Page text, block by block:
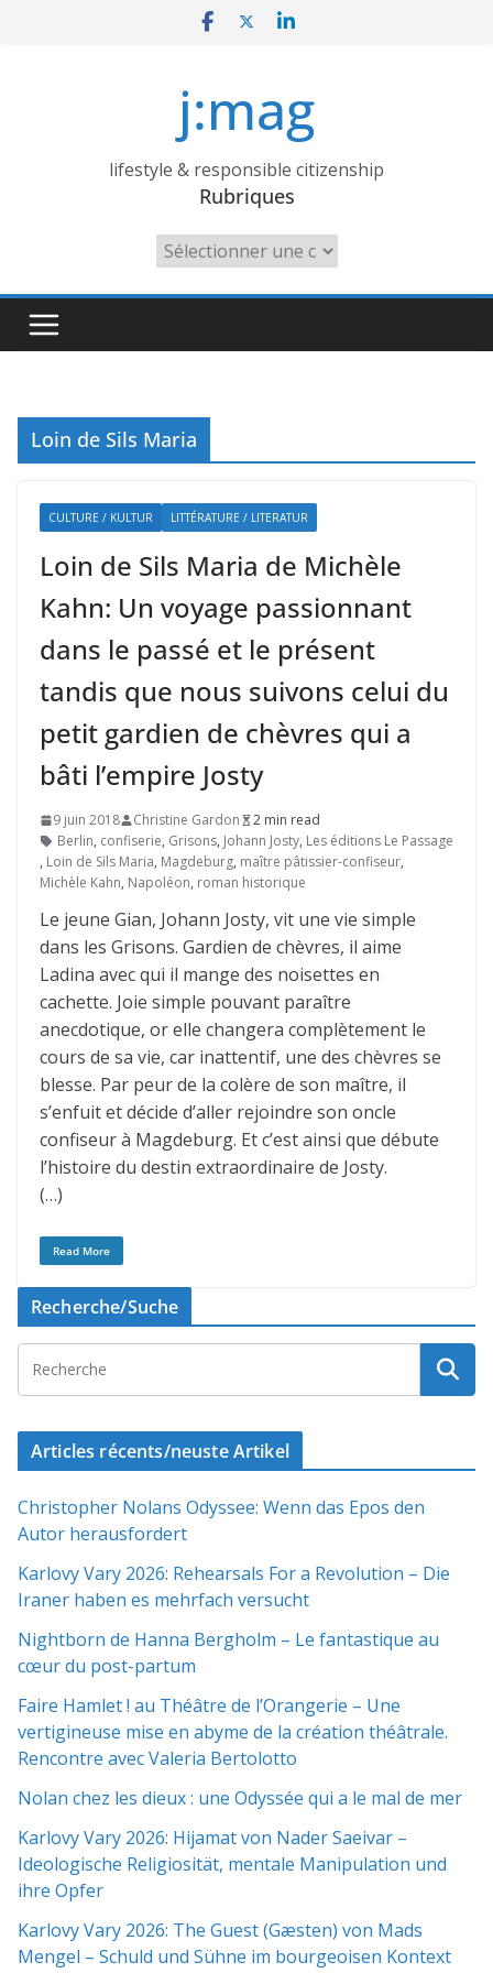
j:mag
lifestyle & responsible citizenship
Rubriques
Rubriques
Loin de Sils Maria
CULTURE / KULTUR LITTÉRATURE / LITERATUR
Loin de Sils Maria de Michèle
Kahn: Un voyage passionnant
dans le passé et le présent
tandis que nous suivons celui du
petit gardien de chèvres qui a
bâti l’empire Josty
9 juin 2018 Christine Gardon
2 min read
Berlin, confiserie, Grisons, Johann Josty, Les éditions Le Passage
, Loin de Sils Maria, Magdeburg, maître pâtissier-confiseur,
Michèle Kahn, Napoléon, roman historique
Le jeune Gian, Johann Josty, vit une vie simple
dans les Grisons. Gardien de chèvres, il aime
Ladina avec qui il mange des noisettes en
cachette. Joie simple pouvant paraître
anecdotique, or elle changera complètement le
cours de sa vie, car inattentif, une des chèvres se
blesse. Par peur de la colère de son maître, il
s’enfuit et décide d’aller rejoindre son oncle
confiseur à Magdeburg. Et c’est ainsi que débute
l’histoire du destin extraordinaire de Josty.
(…)
Read More
Recherche/Suche
Articles récents/neuste Artikel
Christopher Nolans Odyssee: Wenn das Epos den
Autor herausfordert
Karlovy Vary 2026: Rehearsals For a Revolution – Die
Iraner haben es mehrfach versucht
Nightborn de Hanna Bergholm – Le fantastique au
cœur du post-partum
Faire Hamlet ! au Théâtre de l’Orangerie – Une
vertigineuse mise en abyme de la création théâtrale.
Rencontre avec Valeria Bertolotto
Nolan chez les dieux : une Odyssée qui a le mal de mer
Karlovy Vary 2026: Hijamat von Nader Saeivar​​ –
Ideologische Religiosität, mentale Manipulation und
ihre Opfer
Karlovy Vary 2026: The Guest (Gæsten) von Mads
Mengel – Schuld und Sühne im bourgeoisen Kontext